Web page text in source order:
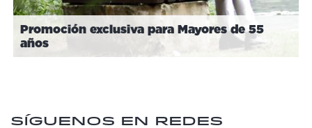
Promoción exclusiva para Mayores de 55
años
Síguenos en redes